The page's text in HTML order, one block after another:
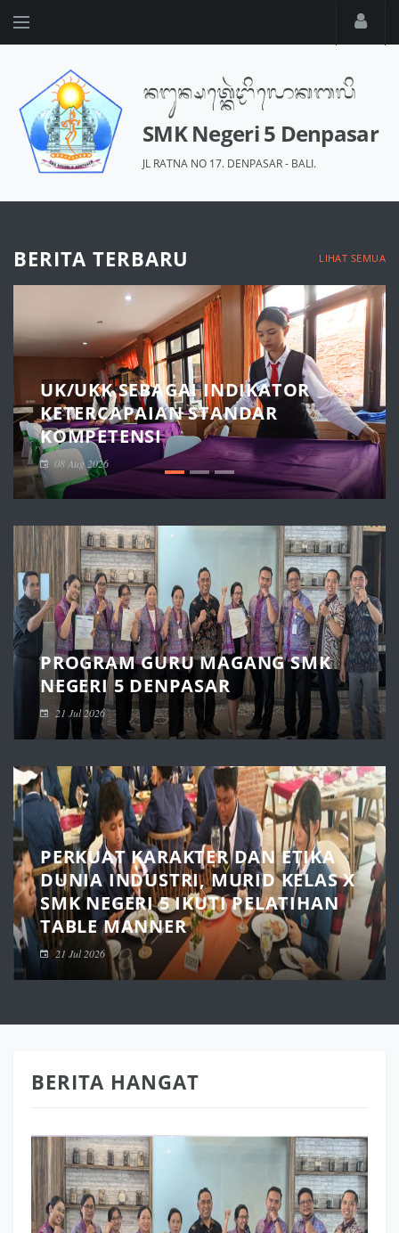
SMK Negeri 5 Denpasar
JL RATNA NO 17. DENPASAR - BALI.
BERITA TERBARU LIHAT SEMUA
UK/UKK SEBAGAI INDIKATOR
KETERCAPAIAN STANDAR
KOMPETENSI
08 Aug 2026
PROGRAM GURU MAGANG SMK
NEGERI 5 DENPASAR
21 Jul 2026
PERKUAT KARAKTER DAN ETIKA
DUNIA INDUSTRI, MURID KELAS X
SMK NEGERI 5 IKUTI PELATIHAN
TABLE MANNER
21 Jul 2026
BERITA HANGAT